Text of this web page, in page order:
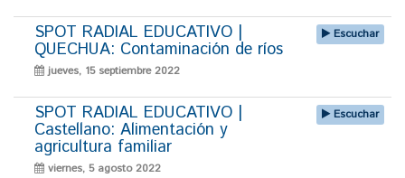
SPOT RADIAL EDUCATIVO |
QUECHUA: Contaminación de ríos
jueves, 15 septiembre 2022
Escuchar
SPOT RADIAL EDUCATIVO |
Castellano: Alimentación y
agricultura familiar
viernes, 5 agosto 2022
Escuchar